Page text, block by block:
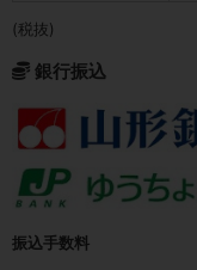
(税抜)
銀行振込
振込手数料